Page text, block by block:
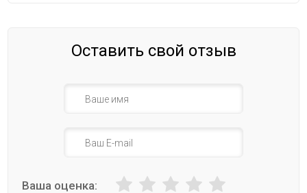
Оставить свой отзыв
Ваша оценка: